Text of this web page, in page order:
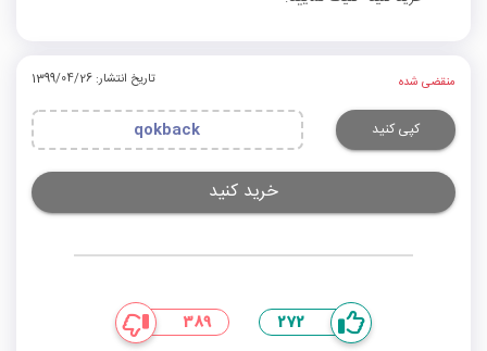
منقضی شده تاریخ انتشار: 1399/04/26
کپی کنید qokback
خرید کنید
272
389